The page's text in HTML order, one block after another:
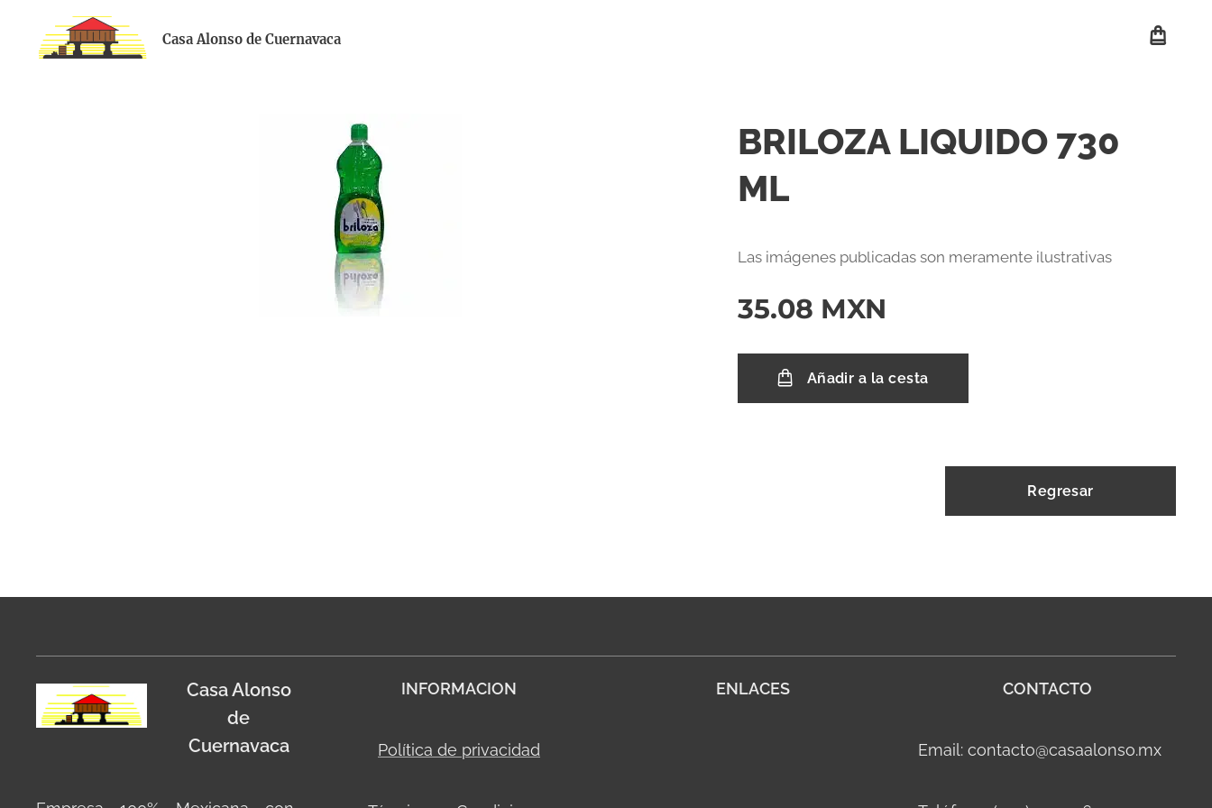
Casa Alonso de Cuernavaca
BRILOZA LIQUIDO 730
ML
Las imágenes publicadas son meramente ilustrativas
35.08 MXN
Añadir a la cesta
Regresar
Casa Alonso
de
Cuernavaca
INFORMACION
Política de privacidad
ENLACES CONTACTO
Email: contacto@casaalonso.mx